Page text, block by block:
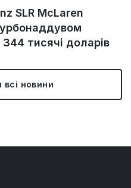
SLR McLaren
тисячі доларів
всі новини